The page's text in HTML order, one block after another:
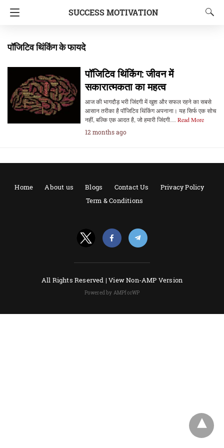
SUCCESS MOTIVATION
पॉजिटिव थिंकिंग के फायदे
पॉजिटिव थिंकिंग: जीवन में
सकारात्मकता का महत्व
आज की भागदौड़ भरी जिंदगी में खुश और सफल रहने का सबसे
आसान तरीका है पॉजिटिव थिंकिंग अपनाना। यह सिर्फ एक सोच
नहीं, बल्कि एक आदत है, जो हमारी जिंदगी… Read More
12 months ago
Home About us Blogs Contact Us
Privacy Policy
Term & Conditions
All Rights Reserved |View Non-AMP Version
Powered by AMPforWP